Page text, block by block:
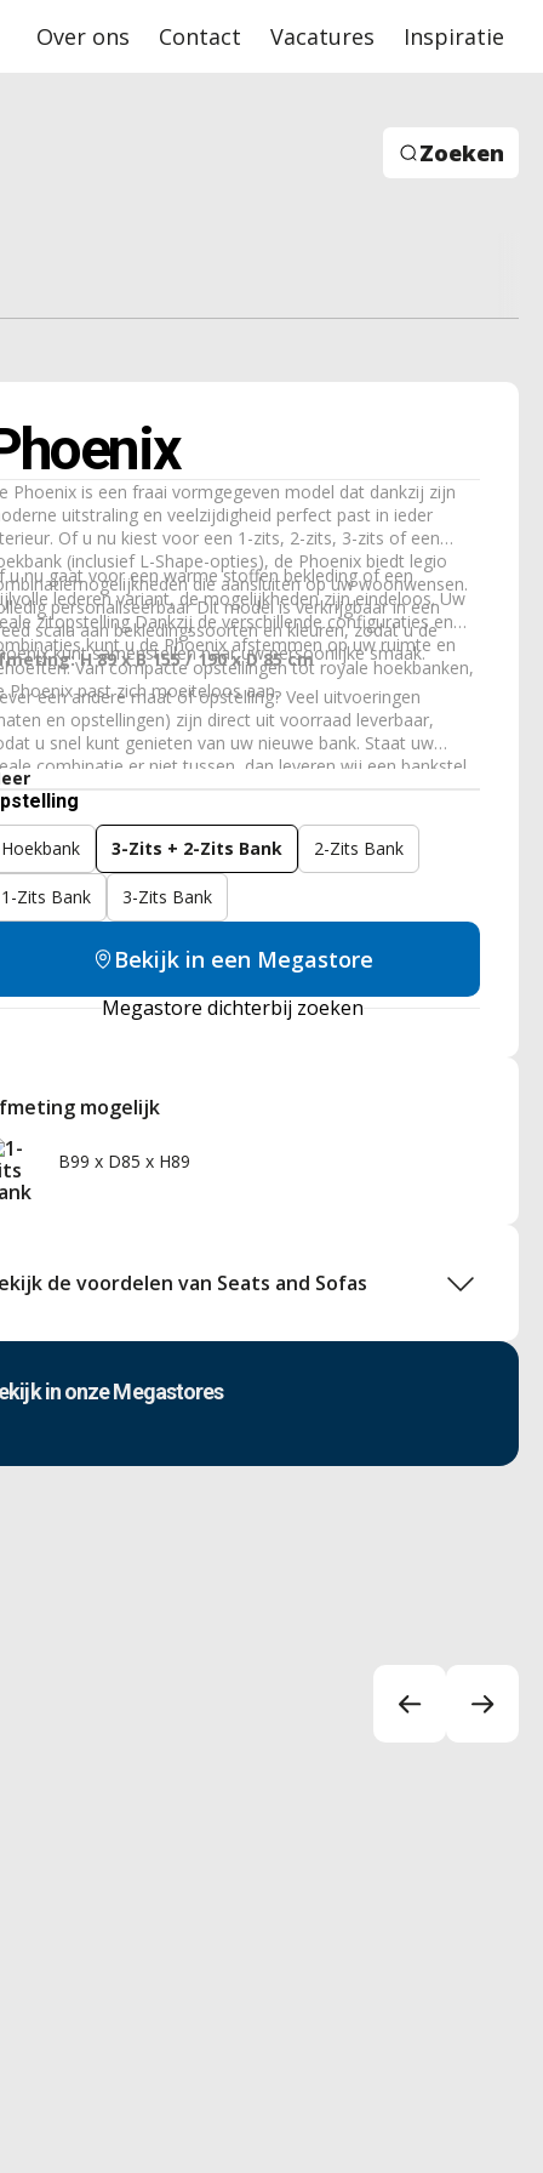
Over ons Contact Vacatures Inspiratie
Zoeken
Phoenix is een fraai vormgegeven model dat dankzij zijn
uitstraling en veelzijdigheid perfect past in ieder
Of u nu kiest voor een 1-zits, 2-zits, 3-zits of een
(inclusief L-Shape-opties), de Phoenix biedt legio
die aansluiten op uw woonwensen.
personaliseerbaar Dit model is verkrijgbaar in een
scala aan bekledingssoorten en kleuren, zodat u de
kunt samenstellen naar uw persoonlijke smaak.
u nu gaat voor een warme stoffen bekleding of een
lederen variant, de mogelijkheden zijn eindeloos. Uw
zitopstelling Dankzij de verschillende configuraties en
kunt u de Phoenix afstemmen op uw ruimte en
Van compacte opstellingen tot royale hoekbanken,
Phoenix past zich moeiteloos aan.
H 89 x B 155 / 190 x D 85 cm
een andere maat of opstelling? Veel uitvoeringen
en opstellingen) zijn direct uit voorraad leverbaar,
u snel kunt genieten van uw nieuwe bank. Staat uw
combinatie er niet tussen, dan leveren wij een bankstel
volledig op maat. Zo krijgt u bij ons eenvoudig een bank
perfect past bij uw woonkamer, wensen en zitcomfort.
Hoekbank 3-Zits + 2-Zits Bank 2-Zits Bank
1-Zits Bank 3-Zits Bank
Bekijk in een Megastore
Megastore dichterbij zoeken
mogelijk
B99 x D85 x H89
de voordelen van Seats and Sofas
in onze Megastores